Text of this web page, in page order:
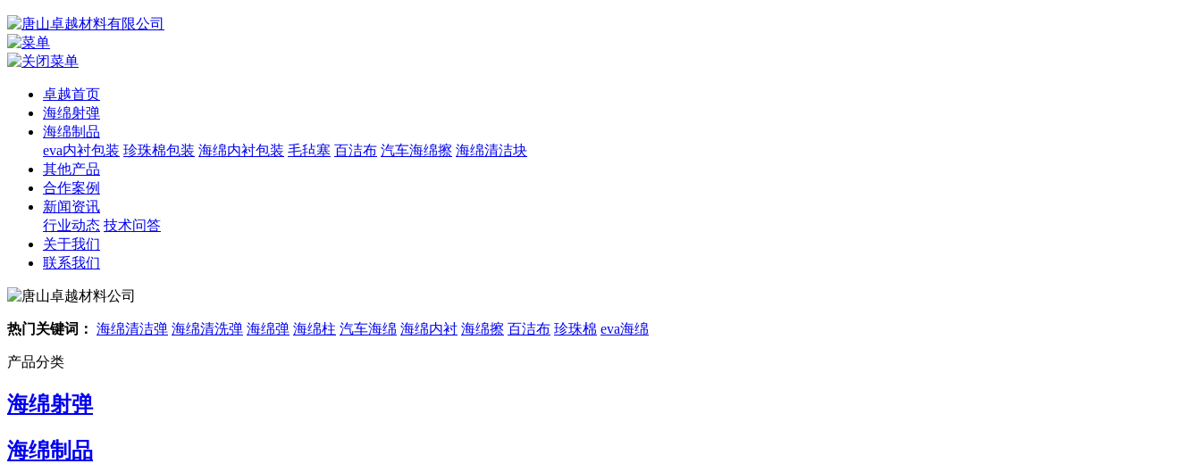
卓越首页
海绵射弹
海绵制品
eva内衬包装 珍珠棉包装 海绵内衬包装 毛毡塞 百洁布 汽车海绵擦 海绵清洁块
其他产品
合作案例
新闻资讯
行业动态 技术问答
关于我们
联系我们
热门关键词： 海绵清洁弹 海绵清洗弹 海绵弹 海绵柱 汽车海绵 海绵内衬 海绵擦 百洁布 珍珠棉 eva海绵
产品分类
海绵射弹
海绵制品